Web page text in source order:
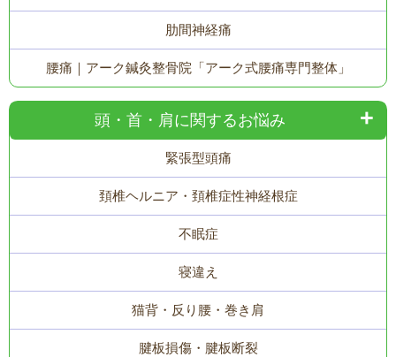
肋間神経痛
腰痛｜アーク鍼灸整骨院「アーク式腰痛専門整体」
頭・首・肩に関するお悩み
緊張型頭痛
頚椎ヘルニア・頚椎症性神経根症
不眠症
寝違え
猫背・反り腰・巻き肩
腱板損傷・腱板断裂